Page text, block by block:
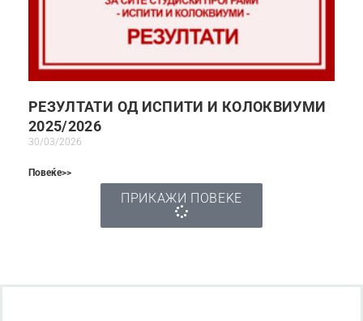
РЕЗУЛТАТИ ОД ИСПИТИ И КОЛОКВИУМИ
2025/2026
30/03/2026
Повеќе>>
ПРИКАЖИ ПОВЕЌЕ